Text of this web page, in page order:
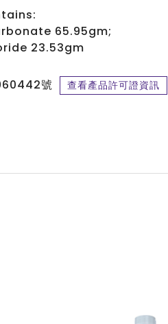
65.95gm;
23.53gm
號 查看產品許可證資訊